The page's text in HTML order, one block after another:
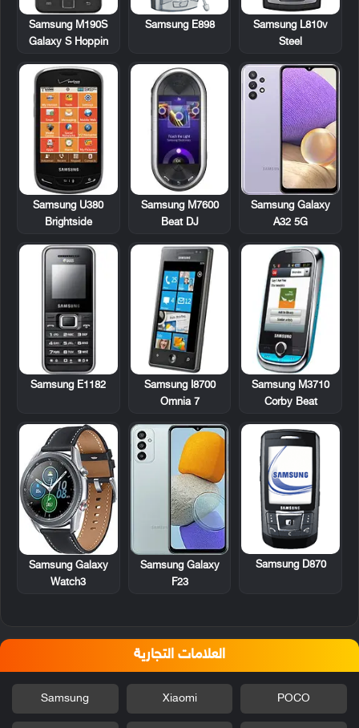
Samsung L810v
Steel
Samsung E898
Samsung M190S
Galaxy S Hoppin
Samsung Galaxy
A32 5G
Samsung M7600
Beat DJ
Samsung U380
Brightside
Samsung M3710
Corby Beat
Samsung I8700
Omnia 7
Samsung E1182
Samsung D870
Samsung Galaxy
F23
Samsung Galaxy
Watch3
العلامات التجارية
POCO
Xiaomi
Samsung